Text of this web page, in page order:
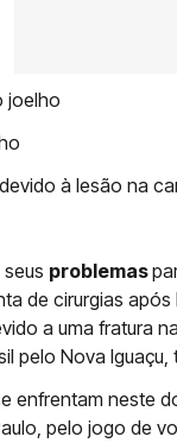
joelho
à lesão na
problemas
de cirurgias
a uma fratura
pelo Nova
enfrentam neste
pelo jogo de